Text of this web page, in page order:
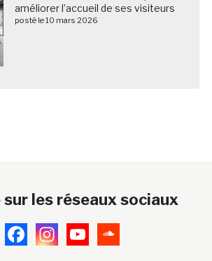
améliorer l’accueil de ses visiteurs
posté le 10 mars 2026
les réseaux sociaux